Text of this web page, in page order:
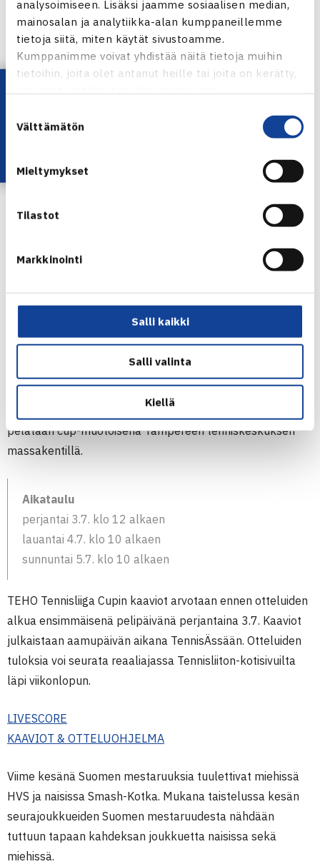
analysoimiseen. Lisäksi jaamme sosiaalisen median,
mainosalan ja analytiikka-alan kumppaneillemme
tietoja siitä, miten käytät sivustoamme.
Kumppanimme voivat yhdistää näitä tietoja muihin
tietoihin, joita olet antanut heille tai joita on kerätty,
valinta
Välttämätön
Mieltymykset
Tilastot
Markkinointi
Salli kaikki
Salli valinta
Kiellä
Anastasia Kulikovapelasi Portugalissa W50-kilpailussa
kovilla ulkokentillä. Kulikova pääsi kaksinpelissä toiselle
kierrokselle ja nelinpelissä puolivälieriin.
TEHO Tennisliiga Cupissa on jaossa viikonloppuna
seurajoukkueiden ulkokauden SM-mitalit. Kilpailu
pelataan cup-muotoisena Tampereen tenniskeskuksen
massakentillä.
Aikataulu
perjantai 3.7. klo 12 alkaen
lauantai 4.7. klo 10 alkaen
sunnuntai 5.7. klo 10 alkaen
TEHO Tennisliiga Cupin kaaviot arvotaan ennen otteluiden
alkua ensimmäisenä pelipäivänä perjantaina 3.7. Kaaviot
julkaistaan aamupäivän aikana TennisÄssään. Otteluiden
tuloksia voi seurata reaaliajassa Tennisliiton-kotisivuilta
läpi viikonlopun.
LIVESCORE
KAAVIOT & OTTELUOHJELMA
Viime kesänä Suomen mestaruuksia tuulettivat miehissä
HVS ja naisissa Smash-Kotka. Mukana taistelussa kesän
seurajoukkueiden Suomen mestaruudesta nähdään
tuttuun tapaan kahdeksan joukkuetta naisissa sekä
miehissä.
Lataa OmaTennis!